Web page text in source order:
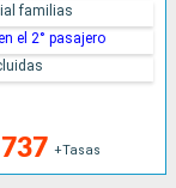
+Tasas
familias
el 2° pasajero